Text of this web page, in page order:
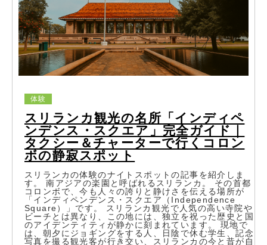
スリランカ観光の名所「インディペ
ンデンス・スクエア」完全ガイド｜
タクシー＆チャーターで行くコロン
ボの静寂スポット
体験
スリランカの体験のナイトスポットの記事を紹介しま
す。 南アジアの楽園と呼ばれるスリランカ。 その首都
コロンボで、今も人々の誇りと静けさを伝える場所が
「インディペンデンス・スクエア（Independence
Square）」です。 スリランカ観光で人気の高い寺院や
ビーチとは異なり、この地には、独立を祝った歴史と国
のアイデンティティが静かに刻まれています。 現地で
は、朝夕にジョギングをする人、日陰で休む学生、記念
写真を撮る観光客が行き交い、スリランカの今と昔が自